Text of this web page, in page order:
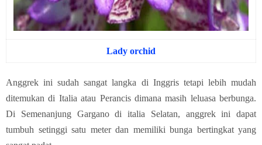
Lady orchid
Anggrek ini sudah sangat langka di Inggris tetapi lebih mudah
ditemukan di Italia atau Perancis dimana masih leluasa berbunga.
Di Semenanjung Gargano di italia Selatan, anggrek ini dapat
tumbuh setinggi satu meter dan memiliki bunga bertingkat yang